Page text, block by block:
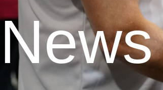
News